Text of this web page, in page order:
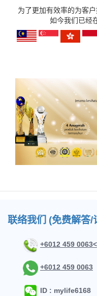
为了更加有效率的为客
如今我们已经
联络我们 (免费解答/
+6012 459 0063<
+6012 459 0063
ID : mylife6168